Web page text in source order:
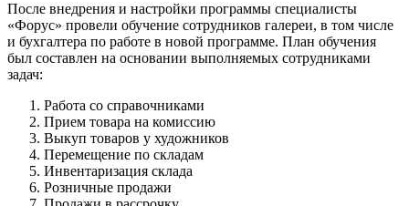
После внедрения и настройки программы специалисты
«Форус» провели обучение сотрудников галереи, в том числе
и бухгалтера по работе в новой программе. План обучения
был составлен на основании выполняемых сотрудниками
задач:
Работа со справочниками
Прием товара на комиссию
Выкуп товаров у художников
Перемещение по складам
Инвентаризация склада
Розничные продажи